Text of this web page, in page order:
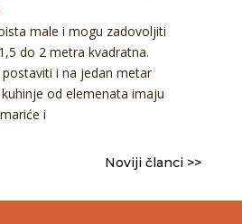
male i mogu zadovoljiti
do 2 metra kvadratna.
i na jedan metar
od elemenata imaju
i
Noviji članci >>